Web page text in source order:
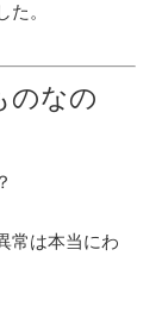
。
のなの
常は本当にわ